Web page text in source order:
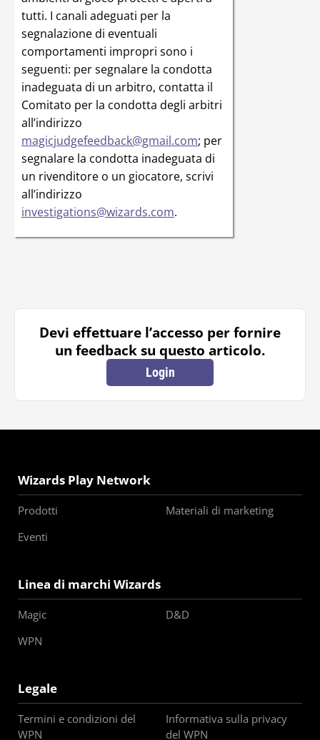
tutti. I canali adeguati per la
segnalazione di eventuali
comportamenti impropri sono i
seguenti: per segnalare la condotta
inadeguata di un arbitro, contatta il
Comitato per la condotta degli arbitri
all’indirizzo
magicjudgefeedback@gmail.com; per
segnalare la condotta inadeguata di
un rivenditore o un giocatore, scrivi
all’indirizzo
investigations@wizards.com.
Devi effettuare l’accesso per fornire
un feedback su questo articolo.
Login
Wizards Play Network
Prodotti
Materiali di marketing
Eventi
Linea di marchi Wizards
Magic
D&D
WPN
Legale
Termini e condizioni del
WPN
Informativa sulla privacy
del WPN